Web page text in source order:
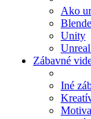
Ako
Unity
Zábavné
Iné